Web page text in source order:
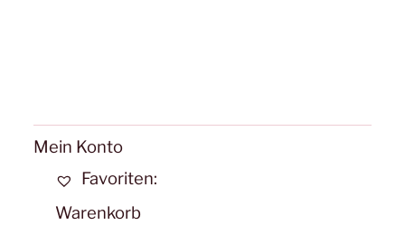
können
Mein Konto
Favoriten:
Warenkorb